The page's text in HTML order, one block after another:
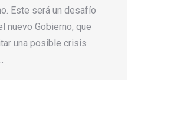
Este será un desafío
nuevo Gobierno, que
una posible crisis